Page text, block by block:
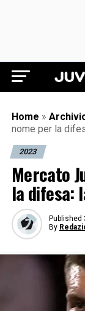
Home »
nome per la
2023
Mercato
la difesa:
Published
By